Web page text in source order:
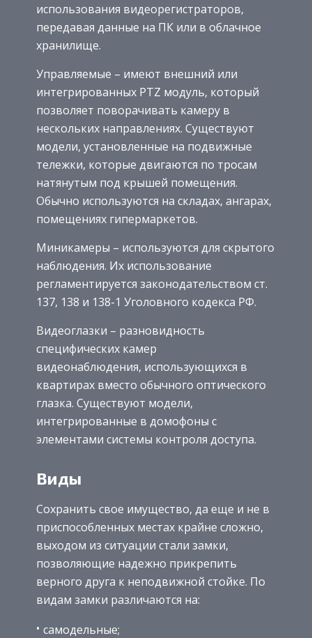
использования видеорегистраторов,
передавая данные на ПК или в облачное
хранилище.
Управляемые – имеют внешний или
интегрированных PTZ модуль, который
позволяет поворачивать камеру в
нескольких направлениях. Существуют
модели, установленные на подвижные
тележки, которые двигаются по тросам
натянутым под крышей помещения.
Обычно используются на складах, ангарах,
помещениях гипермаркетов.
Миникамеры – используются для скрытого
наблюдения. Их использование
регламентируется законодательством ст.
137, 138 и 138-1 Уголовного кодекса РФ.
Видеоглазки – разновидность
специфических камер
видеонаблюдения, использующихся в
квартирах вместо обычного оптического
глазка. Существуют модели,
интегрированные в домофоны с
элементами системы контроля доступа.
Виды
Сохранить свое имущество, да еще и не в
приспособленных местах крайне сложно,
выходом из ситуации стали замки,
позволяющие надежно прикрепить
верного друга к неподвижной стойке. По
видам замки различаются на:
самодельные;